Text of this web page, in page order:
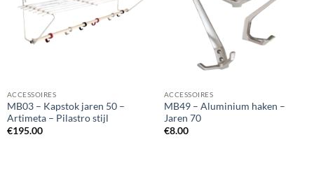
ACCESSOIRES
MB03 – Kapstok jaren 50 –
Artimeta – Pilastro stijl
€195.00
ACCESSOIRES
MB49 – Aluminium haken –
Jaren 70
€8.00